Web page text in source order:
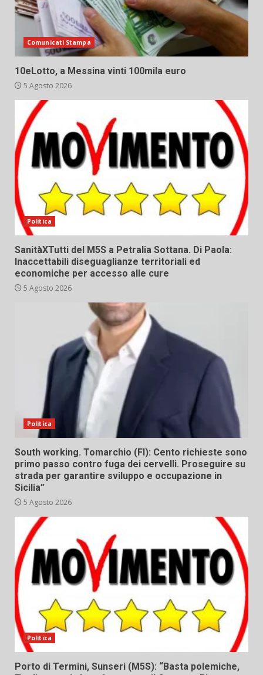
Comunicati Stampa
10eLotto, a Messina vinti 100mila euro
5 Agosto 2026
Politica
SanitàXTutti del M5S a Petralia Sottana. Di Paola:
Inaccettabili diseguaglianze territoriali ed
economiche per accesso alle cure
5 Agosto 2026
Politica
South working. Tomarchio (FI): Cento richieste sono
primo passo contro fuga dei cervelli. Proseguire su
strada per garantire sviluppo e occupazione in
Sicilia”
5 Agosto 2026
Politica
Porto di Termini, Sunseri (M5S): “Basta polemiche,